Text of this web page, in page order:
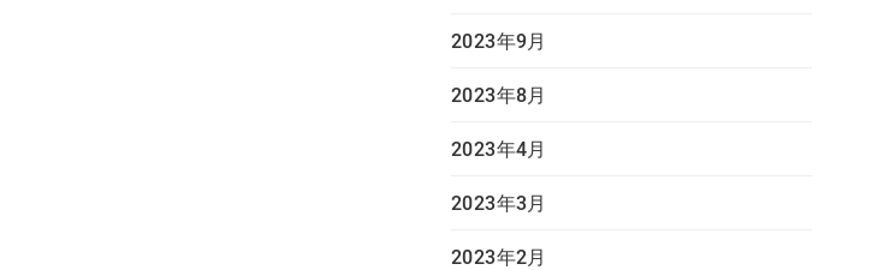
2023年9月
2023年8月
2023年4月
2023年3月
2023年2月